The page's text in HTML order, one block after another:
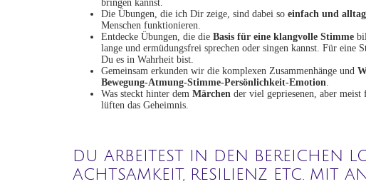
bringen kannst.
Die Übungen, die ich Dir zeige, sind dabei so einfach und
Menschen funktionieren.
Entdecke Übungen, die die Basis für eine klangvolle Stimme
lange und ermüdungsfrei sprechen oder singen kannst. Für
Du es in Wahrheit bist.
Gemeinsam erkunden wir die komplexen Zusammenhänge und
Bewegung-Atmung-Stimme-Persönlichkeit-Emotion.
Was steckt hinter dem Märchen der viel gepriesenen, aber meist
lüften das Geheimnis.
DU ARBEITEST IN DEN BEREICHEN
ACHTSAMKEIT, RESILIENZ ETC. MIT